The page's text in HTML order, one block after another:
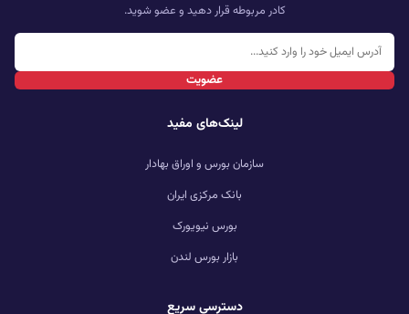
کادر مربوطه قرار دهید و عضو شوید.
عضویت
لینک‌های مفید
سازمان بورس و اوراق بهادار
بانک مرکزی ایران
بورس نیویورک
بازار بورس لندن
دسترسی سریع